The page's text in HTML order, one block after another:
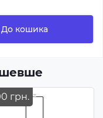
До кошика
грн.